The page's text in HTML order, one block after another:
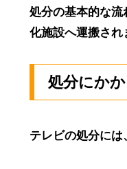
処分の基本的な
化施設へ運搬され
処分にか
テレビの処分に